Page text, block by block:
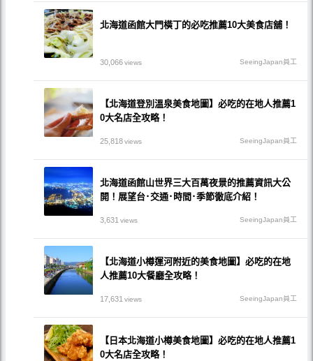
北海道函館大門橫丁的必吃推薦10大美食店舖！
30,066views SeeingJapan員工
【北海道登別溫泉美食地圖】必吃的在地人推薦1
0大名店全攻略！
25,818views SeeingJapan員工
北海道函館山世界三大百萬夜景的推薦資訊大公
開！展望台･交通･時間･季節徹底介紹！
3,631 views SeeingJapan員工
【北海道小樽運河附近的美食地圖】必吃的在地
人推薦10大餐廳全攻略！
17,631 views SeeingJapan員工
【日本北海道小樽美食地圖】必吃的在地人推薦1
0大名店全攻略！